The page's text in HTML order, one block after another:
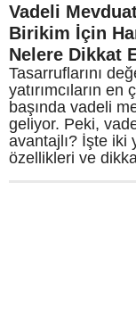
Vadeli
Birikim İçin
Nelere Dikkat
Tasarruflarını
yatırımcıların
başında vadeli
geliyor. Peki,
avantajlı? İşte iki
özellikleri ve